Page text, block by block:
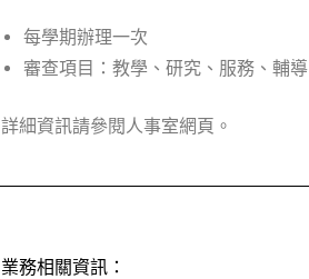
每學期辦理一次
審查項目：教學、研究、服務、輔導
詳細資訊請參閱人事室網頁。
業務相關資訊：